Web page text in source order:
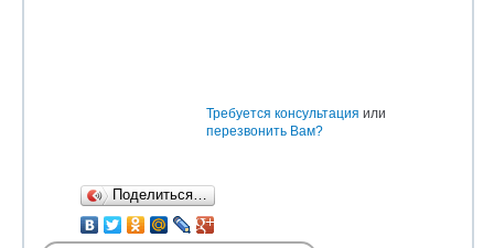
Поделиться…
Требуется консультация или
перезвонить Вам?